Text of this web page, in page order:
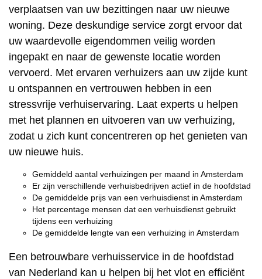
verplaatsen van uw bezittingen naar uw nieuwe
woning. Deze deskundige service zorgt ervoor dat
uw waardevolle eigendommen veilig worden
ingepakt en naar de gewenste locatie worden
vervoerd. Met ervaren verhuizers aan uw zijde kunt
u ontspannen en vertrouwen hebben in een
stressvrije verhuiservaring. Laat experts u helpen
met het plannen en uitvoeren van uw verhuizing,
zodat u zich kunt concentreren op het genieten van
uw nieuwe huis.
Gemiddeld aantal verhuizingen per maand in Amsterdam
Er zijn verschillende verhuisbedrijven actief in de hoofdstad
De gemiddelde prijs van een verhuisdienst in Amsterdam
Het percentage mensen dat een verhuisdienst gebruikt
tijdens een verhuizing
De gemiddelde lengte van een verhuizing in Amsterdam
Een betrouwbare verhuisservice in de hoofdstad
van Nederland kan u helpen bij het vlot en efficiënt